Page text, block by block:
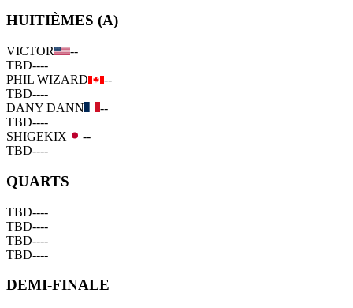
HUITIÈMES (A)
VICTOR
--
TBD----
PHIL WIZARD
--
TBD----
DANY DANN
--
TBD----
SHIGEKIX
--
TBD----
QUARTS
TBD----
TBD----
TBD----
TBD----
DEMI-FINALE